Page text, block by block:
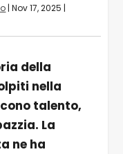
|Nov 17, 2025 |
della
nella
talento,
La
ne ha